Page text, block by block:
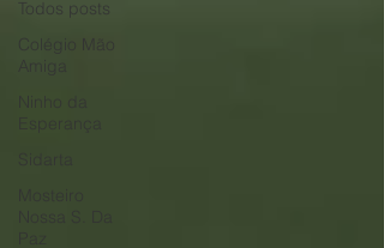
Todos posts
Colégio Mão
Amiga
Ninho da